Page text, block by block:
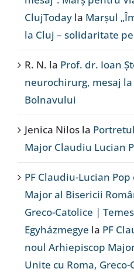
ClujToday la Marșul
la Cluj – solidaritate
R. N. la Prof. dr. Ioan
neurochirurg, mesaj
Bolnavului
Jenica Nilos la
Major Claudiu Lucian
PF Claudiu-Lucian
Major al Bisericii
Greco-Catolice |
Egyházmegye la PF
noul Arhiepiscop
Unite cu Roma, Greco-